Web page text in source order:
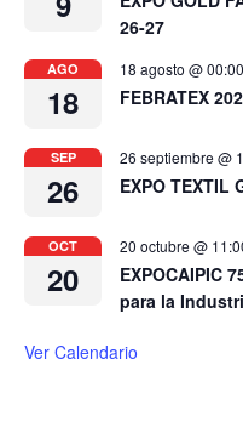
26-27
AGO
18
18 agosto @ 00:00
FEBRATEX
SEP
26
26 septiembre @
EXPO TEXTIL
OCT
20
20 octubre @
EXPOCAIPIC
para la
Ver Calendario